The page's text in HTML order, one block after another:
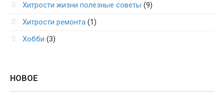
Хитрости жизни полезные советы (9)
Хитрости ремонта (1)
Хобби (3)
НОВОЕ